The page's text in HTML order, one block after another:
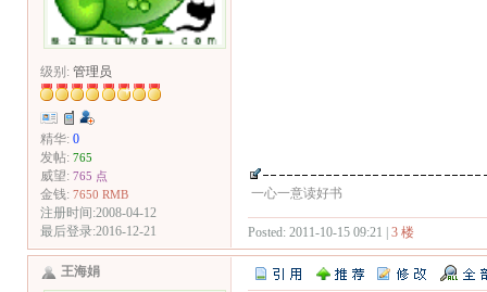
级别: 管理员
精华: 0
发帖: 765
威望: 765 点
金钱: 7650 RMB
注册时间:2008-04-12
最后登录:2016-12-21
一心一意读好书
Posted: 2011-10-15 09:21 | 3 楼
王海娟